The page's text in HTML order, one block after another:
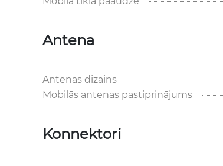
Antena
Antenas dizains
Mobilās antenas pastiprinājums
Konnektori